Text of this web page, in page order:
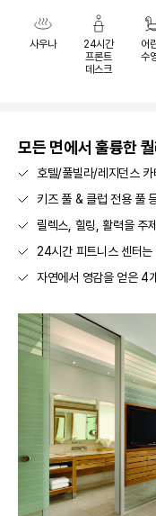
사우나
24시간
프론트
데스크
어
수
모든 면에서 훌륭한
호텔/풀빌라/레지던스
키즈 풀 & 클럽 전용 풀
릴렉스, 힐링, 활력을 주
24시간 피트니스 센터
자연에서 영감을 얻은 4